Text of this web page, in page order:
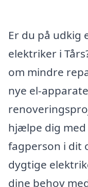
Er du på udkig
elektriker i
om mindre
nye el-
hjælpe dig
fagperson i dit
dygtige
dine behov